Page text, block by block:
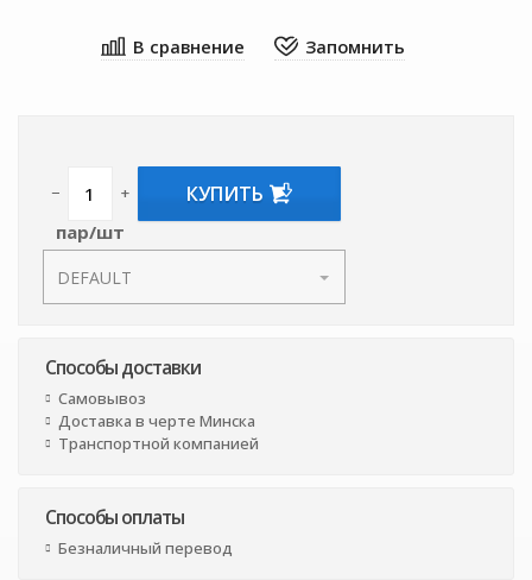
− +
пар/шт
КУПИТЬ
Способы доставки
Самовывоз
Доставка в черте Минска
Транспортной компанией
Способы оплаты
Безналичный перевод